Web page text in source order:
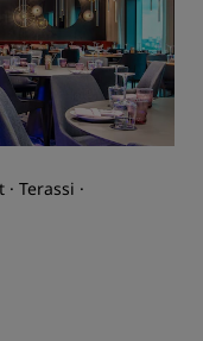
Terassi ·